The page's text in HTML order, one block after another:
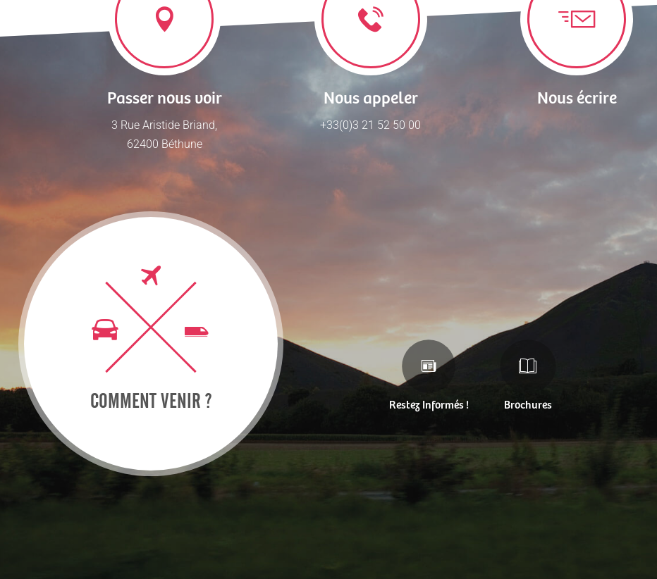
Passer nous voir
3 Rue Aristide Briand,
62400 Béthune
Nous appeler
+33(0)3 21 52 50 00
Nous écrire
COMMENT VENIR ? Restez Informés ! Brochures